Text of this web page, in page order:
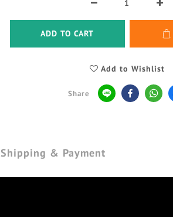
ADD TO CART
Add to Wishlist
Share
Shipping & Payment